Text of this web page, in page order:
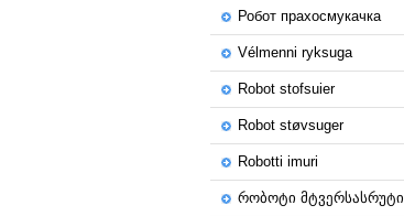
Робот прахосмукачка
Vélmenni ryksuga
Robot stofsuier
Robot støvsuger
Robotti imuri
რობოტი მტვერსასრუტი